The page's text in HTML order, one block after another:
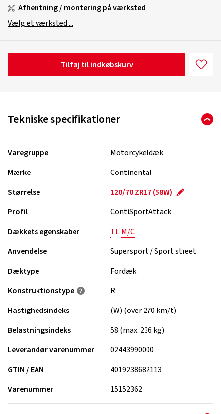
Afhentning / montering på værksted
Vælg et værksted ...
Tilføj til indkøbskurv
Tekniske specifikationer
Varegruppe
Motorcykeldæk
Mærke
Continental
Størrelse
120/70 ZR17 (58W)
Profil
ContiSportAttack
Dækkets egenskaber
TL M/C
Anvendelse
Supersport / Sport street
Dæktype
Fordæk
Konstruktionstype
R
Hastighedsindeks
(W) (over 270 km/t)
Belastningsindeks
58 (max. 236 kg)
Leverandør varenummer
02443990000
GTIN / EAN
4019238682113
Varenummer
15152362